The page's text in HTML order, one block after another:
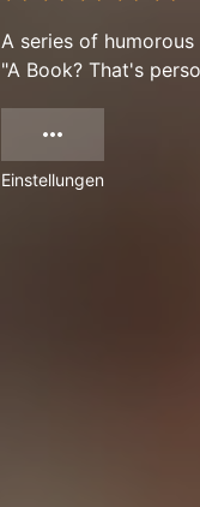
A series of
"A Book? That's
Einstellungen